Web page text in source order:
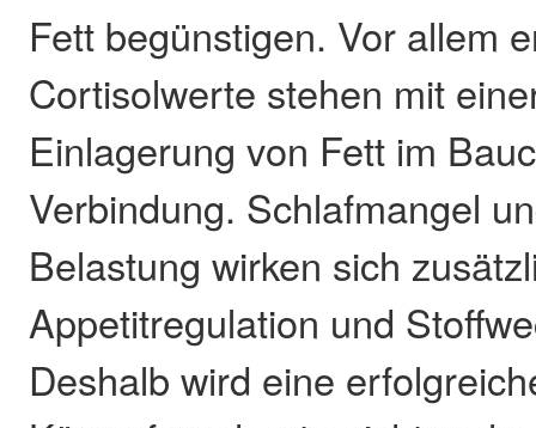
Fett begünstigen. Vor allem
Cortisolwerte stehen mit
Einlagerung von Fett im
Verbindung. Schlafmangel
Belastung wirken sich
Appetitregulation und
Deshalb wird eine